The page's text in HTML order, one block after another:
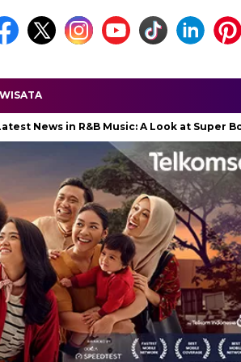
WISATA
in R&B Music: A Look at Super Bowl